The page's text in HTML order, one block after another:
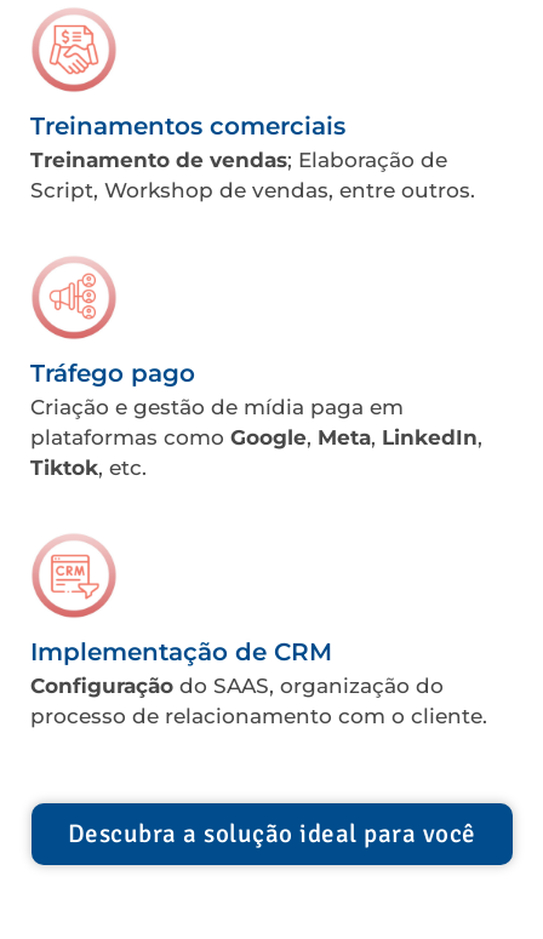
Treinamentos comerciais
Treinamento de vendas; Elaboração de
Script, Workshop de vendas, entre outros.
Tráfego pago
Criação e gestão de mídia paga em
plataformas como Google, Meta, LinkedIn,
Tiktok, etc.
Implementação de CRM
Configuração do SAAS, organização do
processo de relacionamento com o cliente.
Descubra a solução ideal para você